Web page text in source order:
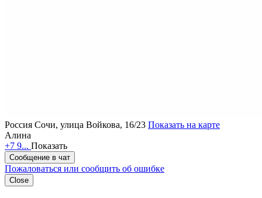
Россия Сочи, улица Войкова, 16/23 Показать на карте
Алина
+7 9... Показать
Сообщение в чат
Пожаловаться или сообщить об ошибке
Close